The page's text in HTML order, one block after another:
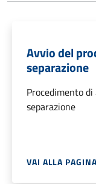
Avvio del
separazione
Procedimento
separazione
VAI ALLA PAGINA